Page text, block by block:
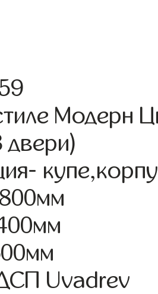
Модерн
Uvadrev